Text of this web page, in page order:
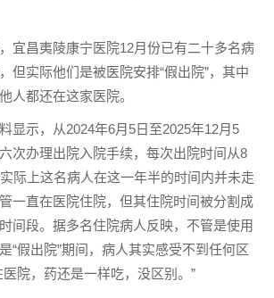
宜昌夷陵康宁医院12月份已有二十多名病
但实际他们是被医院安排“假出院”，其中
人都还在这家医院。
显示，从2024年6月5日至2025年12月5
次办理出院入院手续，每次出院时间从8
际上这名病人在这一年半的时间内并未走
一直在医院住院，但其住院时间被分割成
间段。据多名住院病人反映，不管是使用
“假出院”期间，病人其实感受不到任何区
院，药还是一样吃，没区别。”